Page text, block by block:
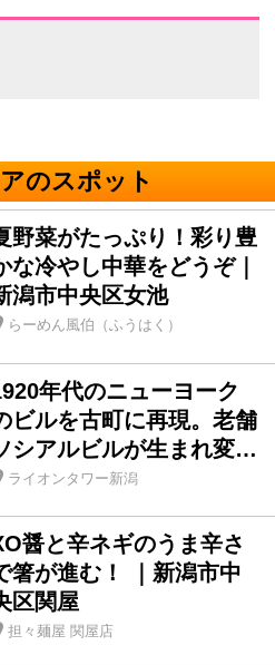
のスポット
野菜がたっぷり！彩り豊
な冷やし中華をどうぞ｜
潟市中央区女池
らーめん風伯（ふうはく）
年代のニューヨーク
ビルを古町に再現。老舗
シアルビルが生まれ変…
ライオンタワー新潟
醤と辛ネギのうま辛さ
箸が進む！ ｜新潟市中
区関屋
担々麺屋 関屋店